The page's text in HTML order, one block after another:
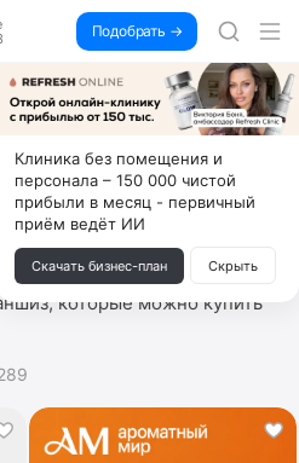
Подобрать →
не колют и не режут,
лица руками и в первый же год
↓
3
которые можно купить
Клиника без помещения и
персонала – 150 000 чистой
прибыли в месяц - первичный
приём ведёт ИИ
Скачать бизнес-план Скрыть